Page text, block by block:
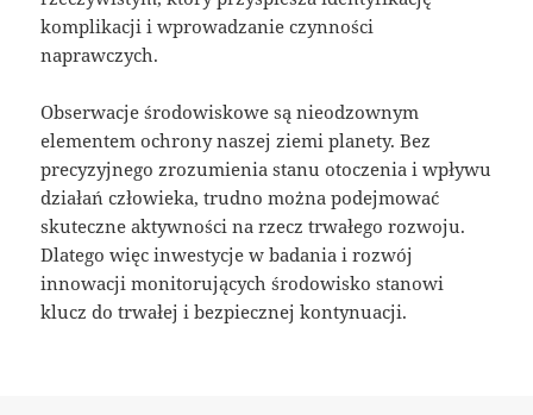
komplikacji i wprowadzanie czynności
naprawczych.
Obserwacje środowiskowe są nieodzownym
elementem ochrony naszej ziemi planety. Bez
precyzyjnego zrozumienia stanu otoczenia i wpływu
działań człowieka, trudno można podejmować
skuteczne aktywności na rzecz trwałego rozwoju.
Dlatego więc inwestycje w badania i rozwój
innowacji monitorujących środowisko stanowi
klucz do trwałej i bezpiecznej kontynuacji.